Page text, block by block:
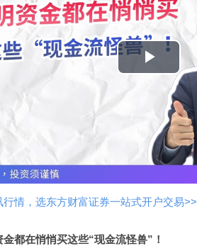
播
放
视
频
情，选东方财富证券一站式开户交易>>
都在悄悄买这些“现金流怪兽”！